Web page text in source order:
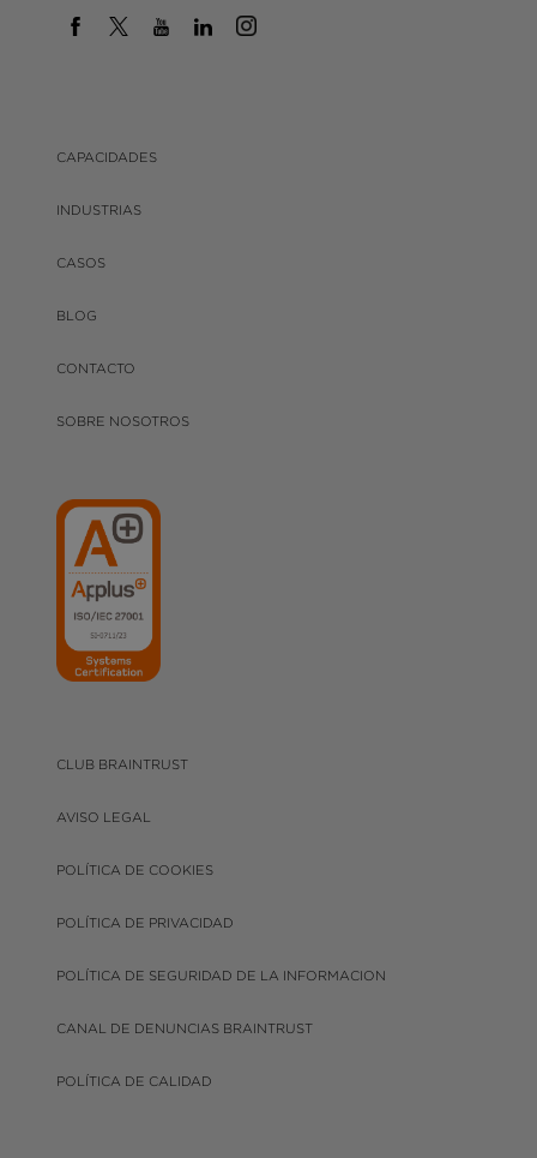
CAPACIDADES
INDUSTRIAS
CASOS
BLOG
CONTACTO
SOBRE NOSOTROS
CLUB BRAINTRUST
AVISO LEGAL
POLÍTICA DE COOKIES
POLÍTICA DE PRIVACIDAD
POLÍTICA DE SEGURIDAD DE LA INFORMACION
CANAL DE DENUNCIAS BRAINTRUST
POLÍTICA DE CALIDAD